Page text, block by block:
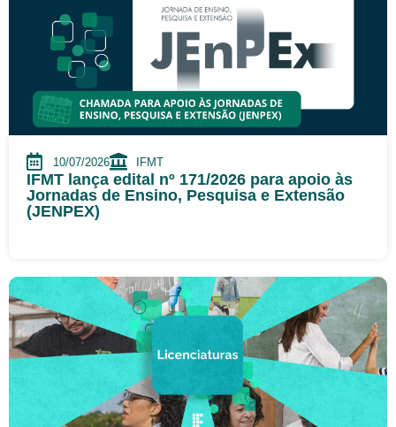
10/07/2026 IFMT
IFMT lança edital nº 171/2026 para apoio às
Jornadas de Ensino, Pesquisa e Extensão
(JENPEX)